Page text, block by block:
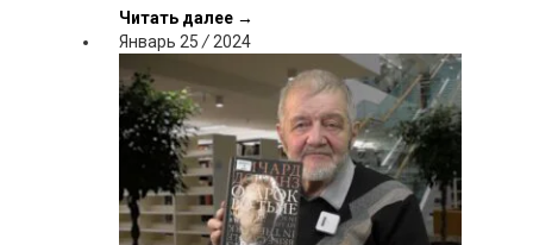
Читать далее →
Январь 25 / 2024